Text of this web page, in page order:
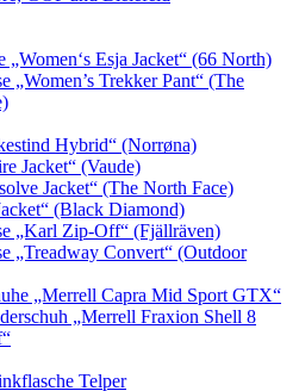
„Women‘s Esja Jacket“ (66 North)
„Women’s Trekker Pant“ (The
Hybrid“ (Norrøna)
Jacket“ (Vaude)
Jacket“ (The North Face)
(Black Diamond)
„Karl Zip-Off“ (Fjällräven)
„Treadway Convert“ (Outdoor
„Merrell Capra Mid Sport GTX“
„Merrell Fraxion Shell 8
Telper